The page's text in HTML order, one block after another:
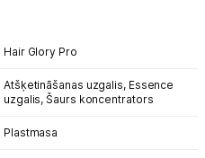
Hair Glory Pro
Atšķetināšanas uzgalis, Essence
uzgalis, Šaurs koncentrators
Plastmasa